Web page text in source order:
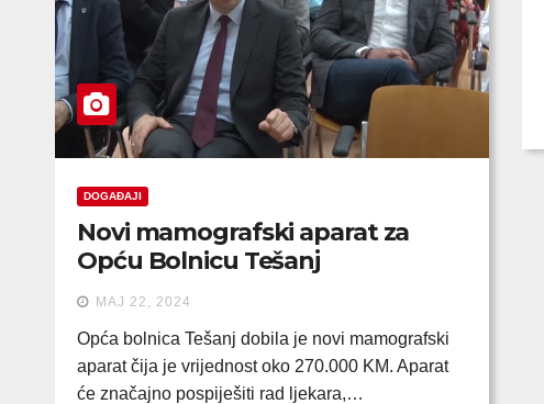
DOGAĐAJI
Novi mamografski aparat za
Opću Bolnicu Tešanj
MAJ 22, 2024
Opća bolnica Tešanj dobila je novi mamografski
aparat čija je vrijednost oko 270.000 KM. Aparat
će značajno pospiješiti rad ljekara,…